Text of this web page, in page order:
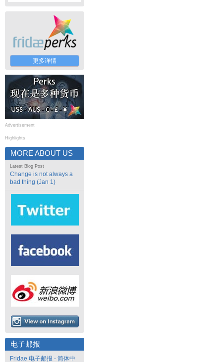
更多详情
Advertisement
Highlights
MORE ABOUT US
Latest Blog Post
Change is not always a
bad thing (Jan 1)
电子邮报
Fridae 电子邮报 - 简体中